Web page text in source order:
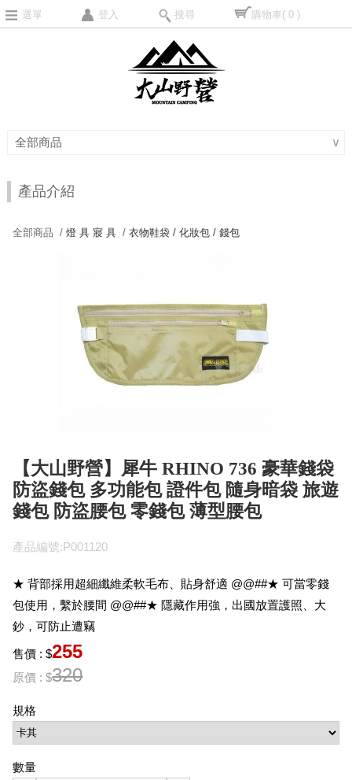
選單 登入 搜尋 購物車( 0 )
全部商品 ∨
產品介紹
全部商品 /燈 具 寢 具 /衣物鞋袋 / 化妝包 / 錢包
【大山野營】犀牛 RHINO 736 豪華錢袋
防盜錢包 多功能包 證件包 隨身暗袋 旅遊
錢包 防盜腰包 零錢包 薄型腰包
產品編號:P001120
★ 背部採用超細纖維柔軟毛布、貼身舒適 @@##★ 可當零錢
包使用，繫於腰間 @@##★ 隱藏作用強，出國放置護照、大
鈔，可防止遭竊
售價 : $255
原價 : $320
規格
數量